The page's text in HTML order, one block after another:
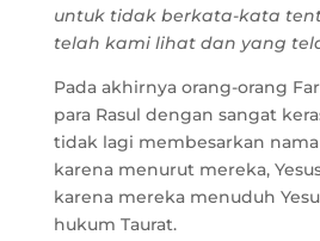
untuk tidak berkata-kata
telah kami lihat dan yang
Pada akhirnya orang-orang
para Rasul dengan sangat
tidak lagi membesarkan nama
karena menurut mereka,
karena mereka menuduh
hukum Taurat.